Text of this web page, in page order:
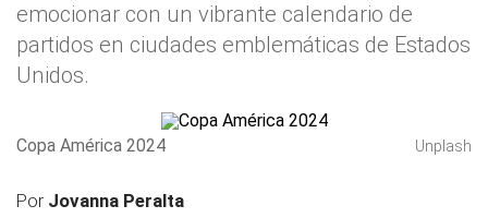
emocionar con un vibrante calendario de
partidos en ciudades emblemáticas de Estados
Unidos.
Copa América 2024 Unplash
Por Jovanna Peralta